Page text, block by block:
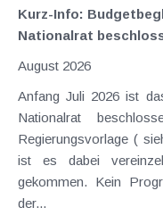
Kurz-Info:
Nationalrat
August 2026
Anfang Juli 2026 ist
Nationalrat
Regierungsvorlage (
ist es dabei
gekommen. Kein
der...